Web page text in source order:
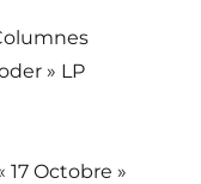
» LP
17 Octobre »